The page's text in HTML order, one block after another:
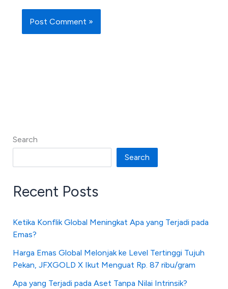
Search
Search
Recent Posts
Ketika Konflik Global Meningkat Apa yang Terjadi pada
Emas?
Harga Emas Global Melonjak ke Level Tertinggi Tujuh
Pekan, JFXGOLD X Ikut Menguat Rp. 87 ribu/gram
Apa yang Terjadi pada Aset Tanpa Nilai Intrinsik?